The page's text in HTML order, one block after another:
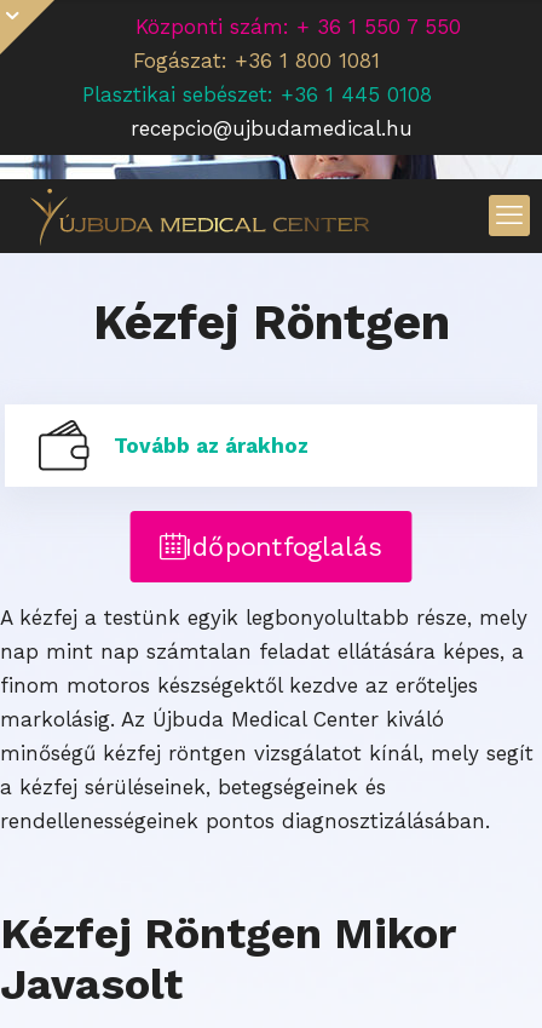
Központi szám: + 36 1 550 7 550
Fogászat: +36 1 800 1081
Plasztikai sebészet: +36 1 445 0108
recepcio@ujbudamedical.hu
Kézfej Röntgen
Tovább az árakhoz
Időpontfoglalás
A kézfej a testünk egyik legbonyolultabb része, mely
nap mint nap számtalan feladat ellátására képes, a
finom motoros készségektől kezdve az erőteljes
markolásig. Az Újbuda Medical Center kiváló
minőségű kézfej röntgen vizsgálatot kínál, mely segít
a kézfej sérüléseinek, betegségeinek és
rendellenességeinek pontos diagnosztizálásában.
Kézfej Röntgen Mikor
Javasolt